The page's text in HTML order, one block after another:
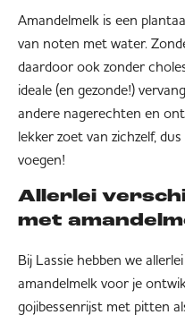
Amandelmelk is een
van noten met water.
daardoor ook zonder
ideale (en gezonde!)
andere nagerechten en
lekker zoet van zichzelf,
voegen!
Allerlei
met
Bij Lassie hebben we
amandelmelk voor je
gojibessenrijst met pitten